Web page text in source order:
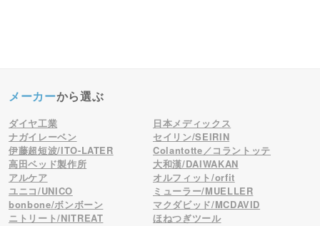
メーカーから選ぶ
ダイヤ工業
日本メディックス
ナガイレーベン
セイリン/SEIRIN
伊藤超短波/ITO-LATER
Colantotte／コラントッテ
高田ベッド製作所
大和漢/DAIWAKAN
アルケア
オルフィット/orfit
ユニコ/UNICO
ミューラー/MUELLER
bonbone/ボンボーン
マクダビッド/MCDAVID
ニトリート/NITREAT
ほねつぎツール